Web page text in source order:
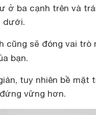
ở ba cạnh trên và
dưới.
cũng sẽ đóng vai trò
bạn.
tuy nhiên bề mặt
vững hơn.